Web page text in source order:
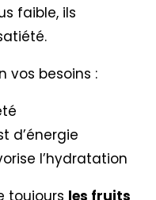
faible, ils
vos besoins :
d’énergie
l’hydratation
toujours les fruits